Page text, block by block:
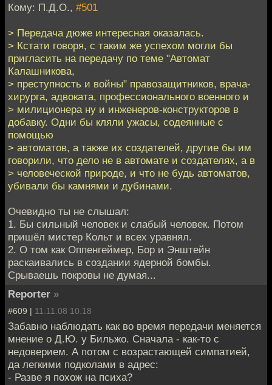
Кому: П.Д.О., #501
> Передача дюже интересная оказалась.
> Кстати говоря, с таким же успехом могли бы
пригласить на передачу по теме "Автомат
Калашникова,
> преступность и войны" правозащитников, врача-
хирурга, адвоката, профессионального военного и
> милиционера ну и инженеров-конструкторов в
добавку. Одни бы кляли ужасы, содеянные с
помощью
> автоматов, а также их создателей, другие бы им
говорили, что дело не в автомате и создателях, а в
> человеческой природе, и что не будь автоматов,
убивали бы камнями и дубинами.
Очевидно ты не слышал:
1. Бы сильный человек и слабый человек. Потом
пришёл мистер Кольт и всех уравнял.
2. О том как Оппенгеймер, Бор и Энштейн
раскаивались в создании ядерной бомбы.
Срываешь покровы не думая...
Reporter »
#609 | 11.11.08 10:18
Забавно наблюдать как во время передачи меняется
мнение о Д.Ю. у Бильжо. Сначала - как-то с
недоверием. А потом с возрастающей симпатией,
да легкими подколами в адрес:
- Разве я похож на психа?